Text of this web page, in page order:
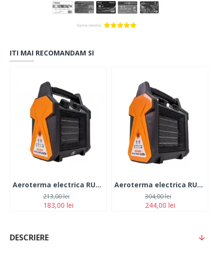
ITI MAI RECOMANDAM SI
Aeroterma electrica RURIS VULCANO 200s
183,00 lei
213,00 lei
Aeroterma electrica RURIS VULCANO 300s
244,00 lei
304,00 lei
DESCRIERE